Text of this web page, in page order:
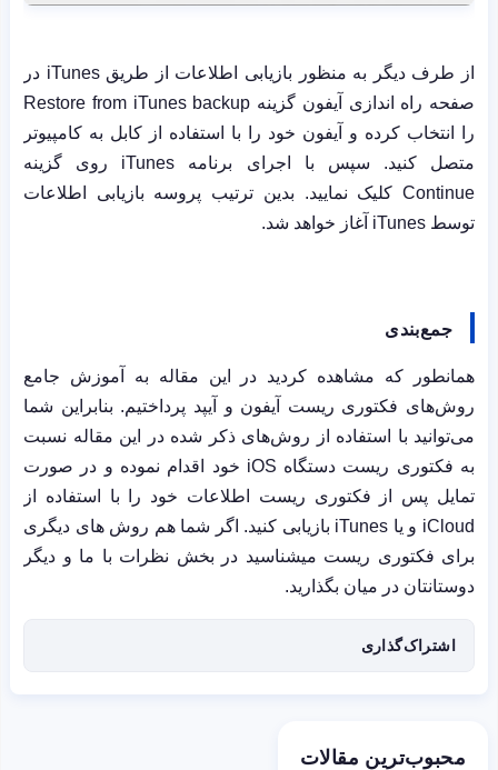
از طرف دیگر به منظور بازیابی اطلاعات از طریقiTunes در
صفحه راه اندازی آیفون گزینه Restore from iTunes backup
را انتخاب کرده و آیفون خود را با استفاده از کابل به کامپیوتر
متصل کنید. سپس با اجرای برنامه iTunes روی گزینه
Continue کلیک نمایید. بدین ترتیب پروسه بازیابی اطلاعات
توسط iTunes آغاز خواهد شد.
جمع‌بندی
همانطور که مشاهده کردید در این مقاله به آموزش جامع
روش‌های فکتوری ریست آیفون و آیپد پرداختیم. بنابراین شما
می‌توانید با استفاده از روش‌های ذکر شده در این مقاله نسبت
به فکتوری ریست دستگاه iOS خود اقدام نموده و در صورت
تمایل پس از فکتوری ریست اطلاعات خود را با استفاده از
iCloud و یا iTunes بازیابی کنید. اگر شما هم روش های دیگری
برای فکتوری ریست میشناسید در بخش نظرات با ما و دیگر
دوستانتان در میان بگذارید.
اشتراک‌گذاری
محبوب‌ترین مقالات